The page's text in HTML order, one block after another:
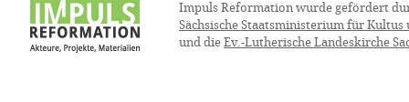
Impuls Reformation wurde gefördert
Sächsische Staatsministerium für Kultus
und die Ev.-Lutherische Landeskirche